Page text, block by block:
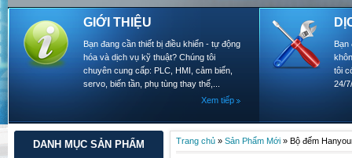
GIỚI THIỆU
Bạn đang cần thiết bị điều khiển - tự động
hóa và dịch vụ kỹ thuật? Chúng tôi
chuyên cung cấp: PLC, HMI, cảm biến,
servo, biến tần, phụ tùng thay thế,...
Xem tiếp
Bạn
tôi
24/
DANH MỤC SẢN PHẨM Trang chủ » Sản Phẩm Mới » Bộ đếm